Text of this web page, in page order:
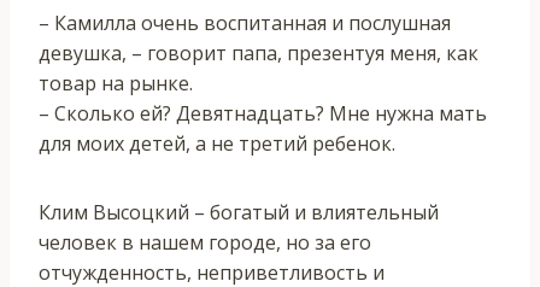
– Камилла очень воспитанная и послушная
девушка, – говорит папа, презентуя меня, как
товар на рынке.
– Сколько ей? Девятнадцать? Мне нужна мать
для моих детей, а не третий ребенок.
Клим Высоцкий – богатый и влиятельный
человек в нашем городе, но за его
отчужденность, неприветливость и